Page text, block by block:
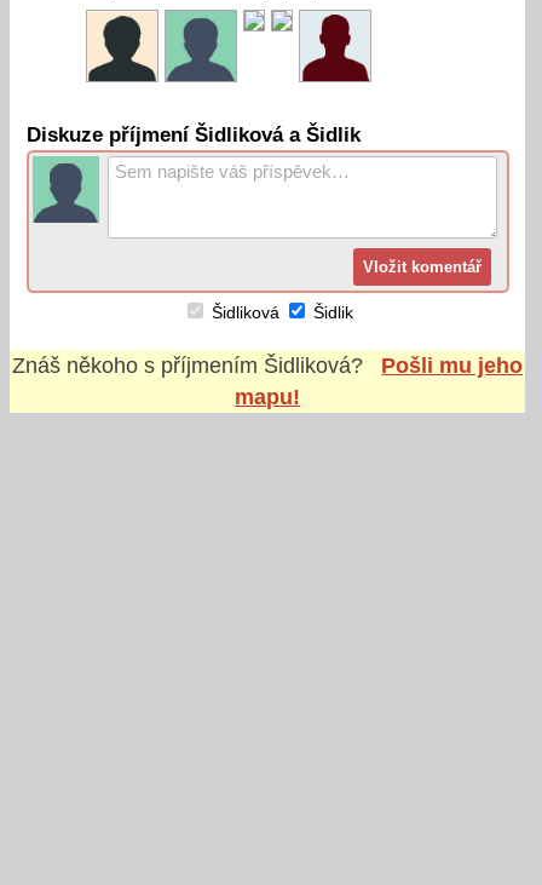
Diskuze příjmení Šidliková a Šidlik
Šidliková Šidlik
Znáš někoho s příjmením Šidliková?
Pošli mu jeho
mapu!